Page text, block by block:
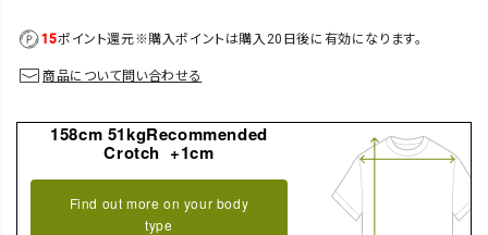
15ポイント還元※購入ポイントは購入20日後に有効になります。
商品について問い合わせる
158cm 51kgRecommended
Crotch +1cm
Find out more on your body
type